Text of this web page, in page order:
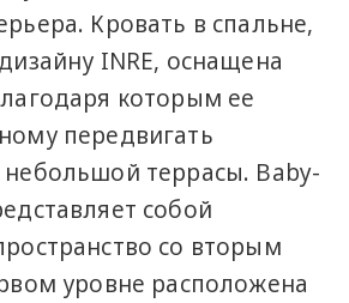
Кровать в спальне,
INRE, оснащена
которым ее
передвигать
небольшой террасы. Baby-
собой
со вторым
уровне расположена